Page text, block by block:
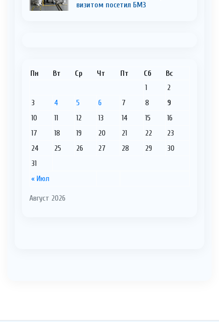
визитом посетил БМЗ
Август 2026
Пн Вт Ср Чт Пт Сб Вс
« Июл
1
2
3
4 5 6 7 8
9
10
11 12 13 14 15
16
17
18 19 20 21 22
23
24
25 26 27 28 29
30
31